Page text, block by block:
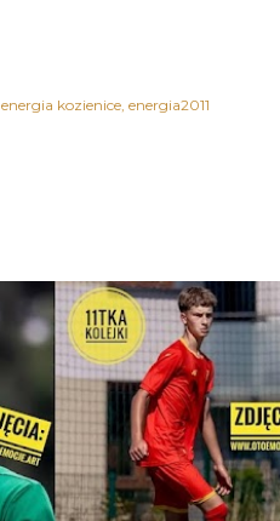
energia kozienice energia2011